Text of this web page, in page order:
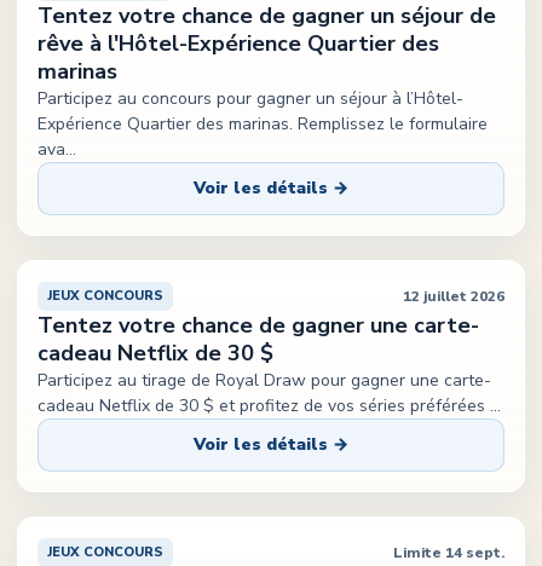
Tentez votre chance de gagner un séjour de
rêve à l'Hôtel-Expérience Quartier des
marinas
Participez au concours pour gagner un séjour à l’Hôtel-
Expérience Quartier des marinas. Remplissez le formulaire
ava...
Voir les détails →
JEUX CONCOURS 12 juillet 2026
Tentez votre chance de gagner une carte-
cadeau Netflix de 30 $
Participez au tirage de Royal Draw pour gagner une carte-
cadeau Netflix de 30 $ et profitez de vos séries préférées ...
Voir les détails →
JEUX CONCOURS Limite 14 sept.